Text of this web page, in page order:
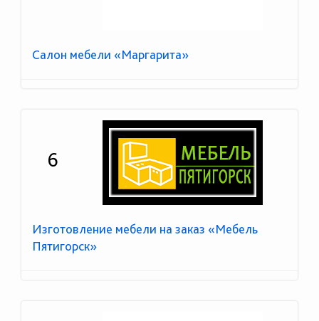
Салон мебели «Маргарита»
6
Изготовление мебели на заказ «Мебель
Пятигорск»